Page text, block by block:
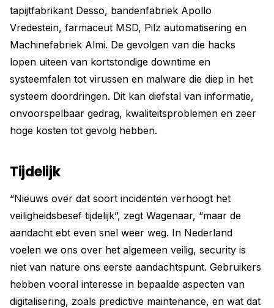
tapijtfabrikant Desso, bandenfabriek Apollo
Vredestein, farmaceut MSD, Pilz automatisering en
Machinefabriek Almi. De gevolgen van die hacks
lopen uiteen van kortstondige downtime en
systeemfalen tot virussen en malware die diep in het
systeem doordringen. Dit kan diefstal van informatie,
onvoorspelbaar gedrag, kwaliteitsproblemen en zeer
hoge kosten tot gevolg hebben.
Tijdelijk
“Nieuws over dat soort incidenten verhoogt het
veiligheidsbesef tijdelijk”, zegt Wagenaar, “maar de
aandacht ebt even snel weer weg. In Nederland
voelen we ons over het algemeen veilig, security is
niet van nature ons eerste aandachtspunt. Gebruikers
hebben vooral interesse in bepaalde aspecten van
digitalisering, zoals predictive maintenance, en wat dat